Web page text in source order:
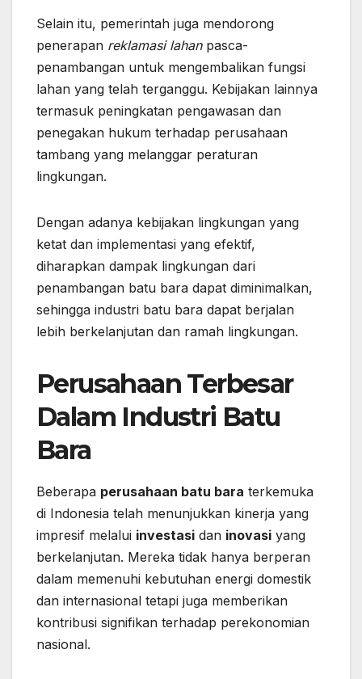
Selain itu, pemerintah juga mendorong
penerapan reklamasi lahanpasca-
penambangan untuk mengembalikan fungsi
lahan yang telah terganggu. Kebijakan lainnya
termasuk peningkatan pengawasan dan
penegakan hukum terhadap perusahaan
tambang yang melanggar peraturan
lingkungan.
Dengan adanya kebijakan lingkungan yang
ketat dan implementasi yang efektif,
diharapkan dampak lingkungan dari
penambangan batu bara dapat diminimalkan,
sehingga industri batu bara dapat berjalan
lebih berkelanjutan dan ramah lingkungan.
Perusahaan Terbesar
Dalam Industri Batu
Bara
Beberapa perusahaan batu bara terkemuka
di Indonesia telah menunjukkan kinerja yang
impresif melalui investasi dan inovasi yang
berkelanjutan. Mereka tidak hanya berperan
dalam memenuhi kebutuhan energi domestik
dan internasional tetapi juga memberikan
kontribusi signifikan terhadap perekonomian
nasional.